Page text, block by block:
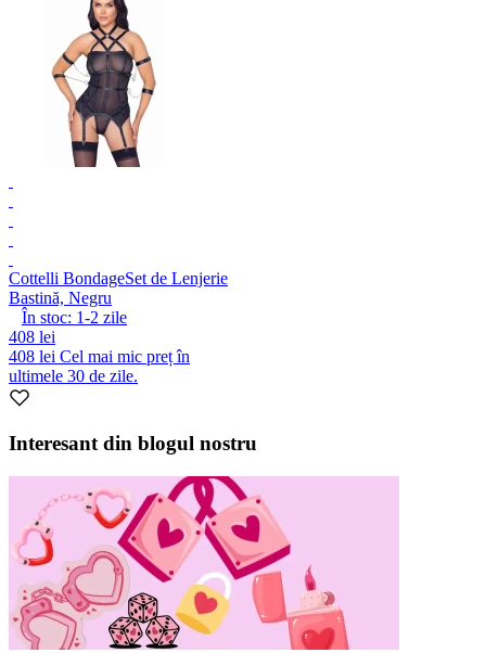
Cottelli BondageSet de Lenjerie
Bastină, Negru
În stoc: 1-2 zile
408 lei
408 lei Cel mai mic preț în
ultimele 30 de zile.
Interesant din blogul nostru